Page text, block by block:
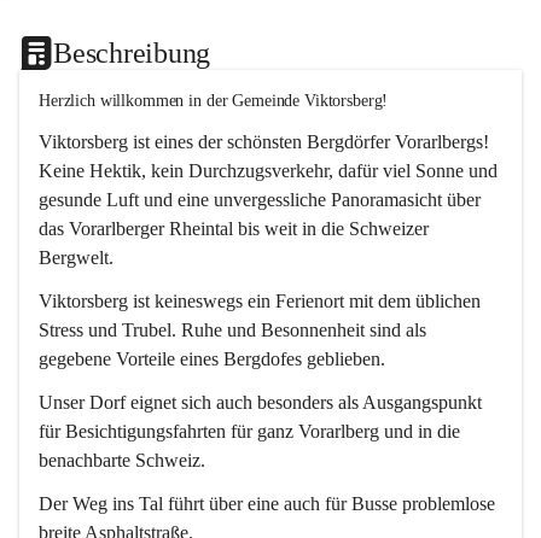
Beschreibung
Herzlich willkommen in der Gemeinde Viktorsberg!
Viktorsberg ist eines der schönsten Bergdörfer Vorarlbergs!
Keine Hektik, kein Durchzugsverkehr, dafür viel Sonne und
gesunde Luft und eine unvergessliche Panoramasicht über
das Vorarlberger Rheintal bis weit in die Schweizer
Bergwelt.
Viktorsberg ist keineswegs ein Ferienort mit dem üblichen
Stress und Trubel. Ruhe und Besonnenheit sind als
gegebene Vorteile eines Bergdofes geblieben.
Unser Dorf eignet sich auch besonders als Ausgangspunkt
für Besichtigungsfahrten für ganz Vorarlberg und in die
benachbarte Schweiz.
Der Weg ins Tal führt über eine auch für Busse problemlose
breite Asphaltstraße.